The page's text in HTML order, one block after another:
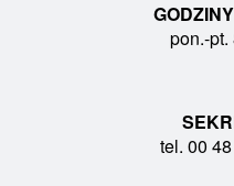
pon.-pt.
tel. 00